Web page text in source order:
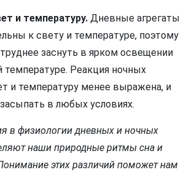
и температуру. Дневные агрегаты
к свету и температуре, поэтому
заснуть в ярком освещении
температуре. Реакция ночных
и температуру менее выражена, и
в любых условиях.
в физиологии дневных и ночных
наши природные ритмы сна и
этих различий поможет нам